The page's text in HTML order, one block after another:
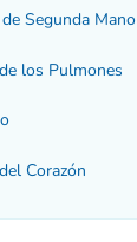
Segunda Mano
los Pulmones
Corazón